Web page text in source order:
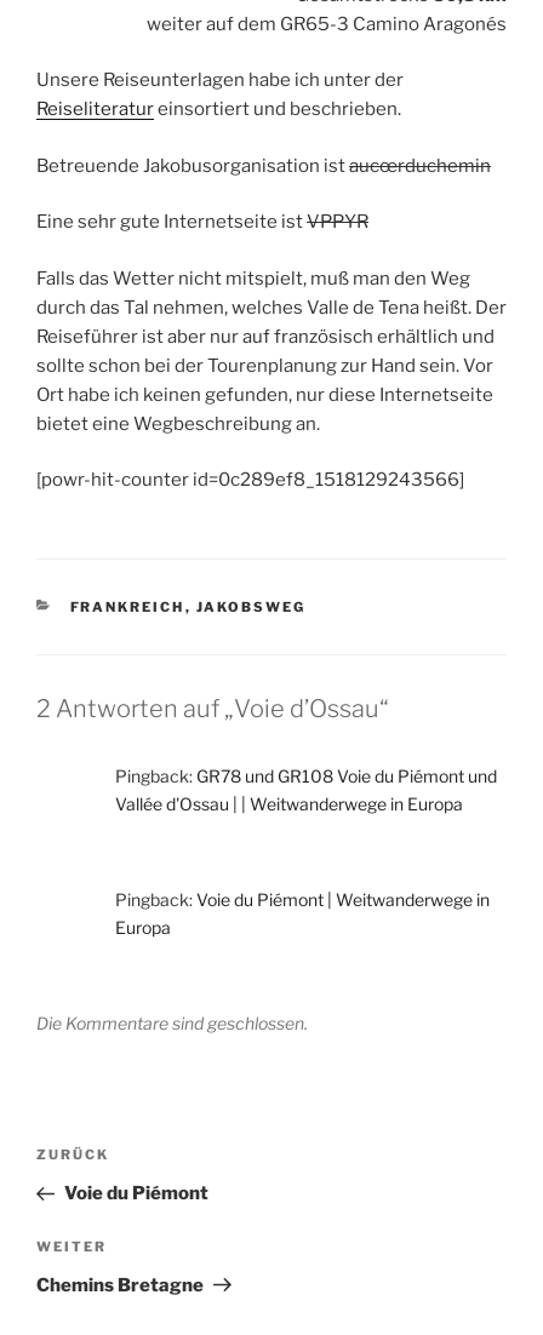
weiter auf dem GR65-3 Camino Aragonés
Unsere Reiseunterlagen habe ich unter der
Reiseliteratureinsortiert und beschrieben.
Betreuende Jakobusorganisation istaucœrduchemin
Eine sehr gute Internetseite istVPPYR
Falls das Wetter nicht mitspielt, muß man den Weg
durch das Tal nehmen, welches Valle de Tena heißt. Der
Reiseführer ist aber nur auf französisch erhältlich und
sollte schon bei der Tourenplanung zur Hand sein. Vor
Ort habe ich keinen gefunden, nur diese Internetseite
bietet eine Wegbeschreibung an.
[powr-hit-counter id=0c289ef8_1518129243566]
KATEGORIEN
FRANKREICH , JAKOBSWEG
2 Antworten auf „Voie d’Ossau“
Pingback: GR78 und GR108 Voie du Piémont und
Vallée d'Ossau | | Weitwanderwege in Europa
Pingback:Voie du Piémont | Weitwanderwege in
Europa
Die Kommentare sind geschlossen.
Beitragsnavigation
Vorheriger
Beitrag
ZURÜCK
Voie du Piémont
Nächster
Beitrag
WEITER
Chemins Bretagne